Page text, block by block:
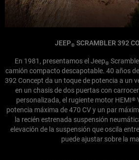
JEEP®SCRAMBLER 392
En 1981, presentamos el Jeep®
camión compacto descapotable. 40 años
392 Concept da un toque de potencia a un
en un chasis de dos puertas con
personalizada, el rugiente motor HEMI®
potencia máxima de 470 CV y un par
la recién estrenada suspensión
elevación de la suspensión que oscila
puede ajustar sobre la